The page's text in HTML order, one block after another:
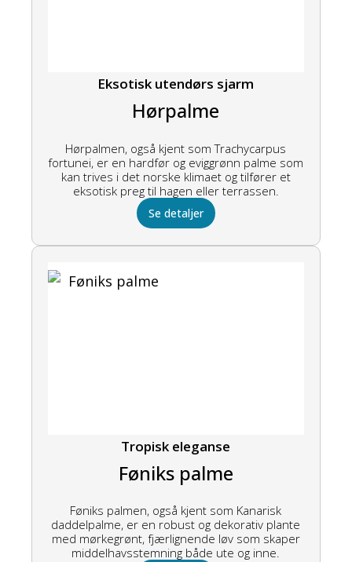
Eksotisk utendørs sjarm
Hørpalme
Hørpalmen, også kjent som Trachycarpus
fortunei, er en hardfør og eviggrønn palme som
kan trives i det norske klimaet og tilfører et
eksotisk preg til hagen eller terrassen.
Se detaljer
Tropisk eleganse
Føniks palme
Føniks palmen, også kjent som Kanarisk
daddelpalme, er en robust og dekorativ plante
med mørkegrønt, fjærlignende løv som skaper
middelhavsstemning både ute og inne.